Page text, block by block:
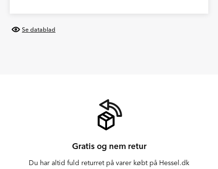
Se datablad
Gratis og nem retur
Du har altid fuld returret på varer købt på Hessel.dk